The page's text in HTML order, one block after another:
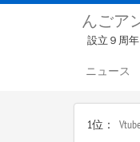
んごア
設立９周
ニュース
1位：